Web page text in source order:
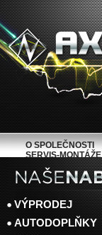
VÝPRODEJ
AUTODOPLŇKY
O SPOLEČNOSTI
SERVIS-MONTÁŽE